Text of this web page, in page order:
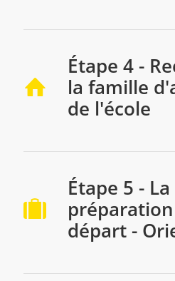
Étape 4 -
la famille
de l'école
Étape 5 - La
départ -